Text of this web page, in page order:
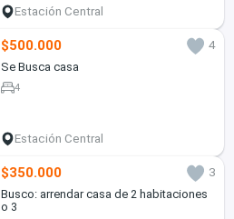
Estación Central
$500.000
4
Se Busca casa
4
Estación Central
$350.000
3
Busco: arrendar casa de 2 habitaciones
o 3